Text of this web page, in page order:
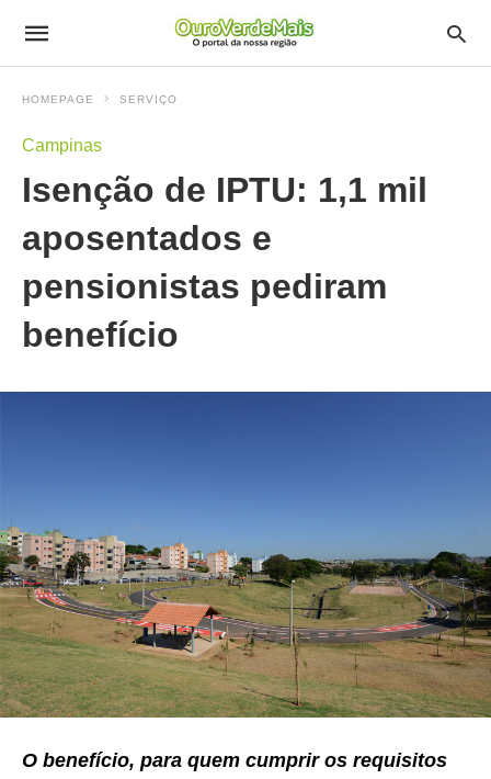
HOMEPAGE SERVIÇO
Campinas
Isenção de IPTU: 1,1 mil
aposentados e
pensionistas pediram
benefício
O benefício, para quem cumprir os requisitos